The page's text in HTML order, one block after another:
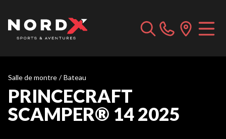
Salle de montre / Bateau
PRINCECRAFT
SCAMPER® 14 2025